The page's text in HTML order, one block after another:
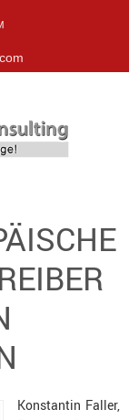
Konstantin Faller,